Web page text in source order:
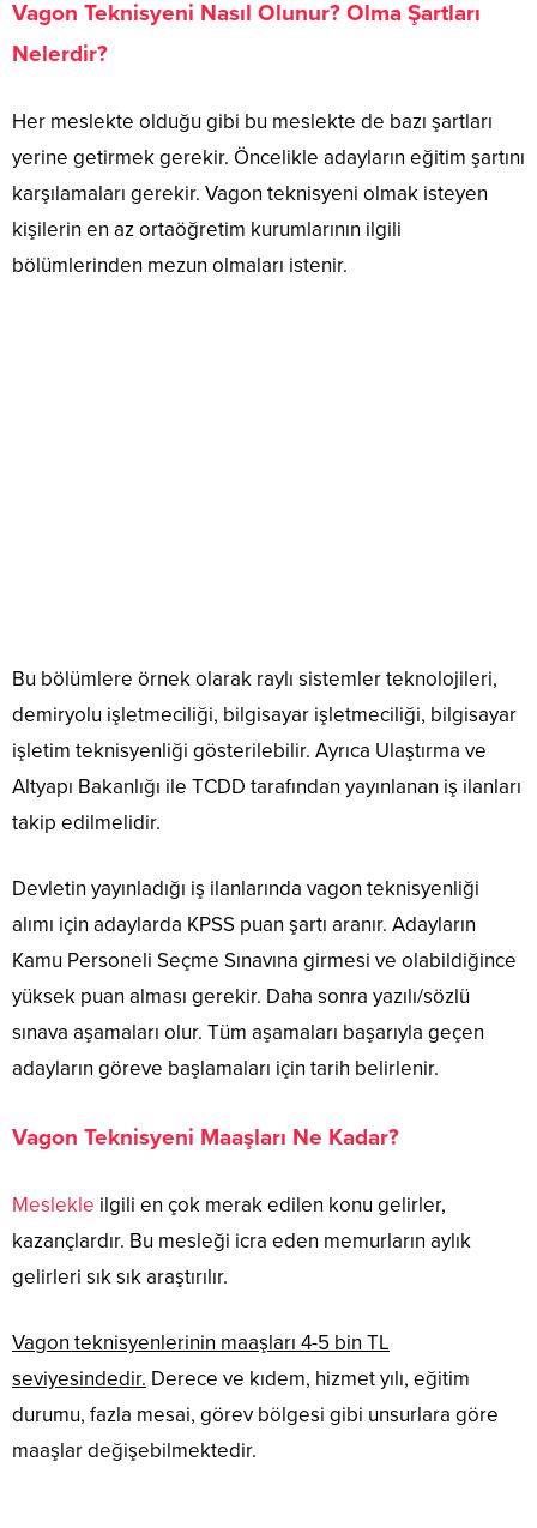
Vagon Teknisyeni Nasıl Olunur? Olma Şartları
Nelerdir?
Her meslekte olduğu gibi bu meslekte de bazı şartları
yerine getirmek gerekir. Öncelikle adayların eğitim şartını
karşılamaları gerekir. Vagon teknisyeni olmak isteyen
kişilerin en az ortaöğretim kurumlarının ilgili
bölümlerinden mezun olmaları istenir.
Bu bölümlere örnek olarak raylı sistemler teknolojileri,
demiryolu işletmeciliği, bilgisayar işletmeciliği, bilgisayar
işletim teknisyenliği gösterilebilir. Ayrıca Ulaştırma ve
Altyapı Bakanlığı ile TCDD tarafından yayınlanan iş ilanları
takip edilmelidir.
Devletin yayınladığı iş ilanlarında vagon teknisyenliği
alımı için adaylarda KPSS puan şartı aranır. Adayların
Kamu Personeli Seçme Sınavına girmesi ve olabildiğince
yüksek puan alması gerekir. Daha sonra yazılı/sözlü
sınava aşamaları olur. Tüm aşamaları başarıyla geçen
adayların göreve başlamaları için tarih belirlenir.
Vagon Teknisyeni Maaşları Ne Kadar?
Meslekle ilgili en çok merak edilen konu gelirler,
kazançlardır. Bu mesleği icra eden memurların aylık
gelirleri sık sık araştırılır.
Vagon teknisyenlerinin maaşları 4-5 bin TL
seviyesindedir. Derece ve kıdem, hizmet yılı, eğitim
durumu, fazla mesai, görev bölgesi gibi unsurlara göre
maaşlar değişebilmektedir.